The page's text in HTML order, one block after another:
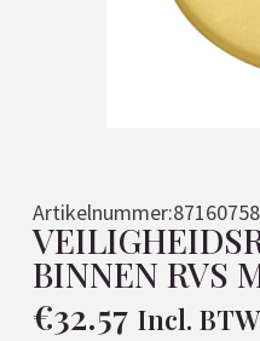
Artikelnummer:
BINNEN RVS
€32.57 Incl. BTW